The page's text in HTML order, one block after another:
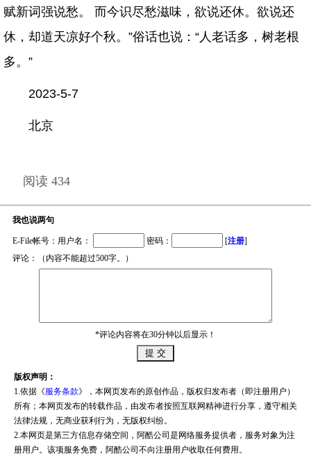
赋新词强说愁。 而今识尽愁滋味，欲说还休。欲说还
休，却道天凉好个秋。”俗话也说：“人老话多，树老根
多。”
2023-5-7
北京
阅读 434
我也说两句
E-File帐号：用户名： 密码： [注册]
评论：（内容不能超过500字。）
*评论内容将在30分钟以后显示！
版权声明：
1.依据《服务条款》，本网页发布的原创作品，版权归发布者（即注册用户）
所有；本网页发布的转载作品，由发布者按照互联网精神进行分享，遵守相关
法律法规，无商业获利行为，无版权纠纷。
2.本网页是第三方信息存储空间，阿酷公司是网络服务提供者，服务对象为注
册用户。该项服务免费，阿酷公司不向注册用户收取任何费用。